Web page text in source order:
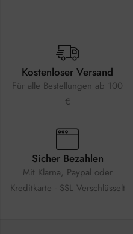
Kostenloser Versand
Für alle Bestellungen ab 100
€
Sicher Bezahlen
Mit Klarna, Paypal oder
Kreditkarte - SSL Verschlüsselt